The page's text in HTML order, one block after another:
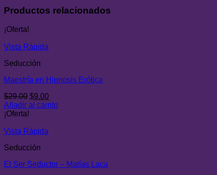
Productos relacionados
¡Oferta!
Vista Rápida
Seducción
Maestría en Hipnosis Erótica
$29.00 El
precio
$29.00.
$9.00El
precio
Añadir al carrito
¡Oferta!
Vista Rápida
Seducción
El Ser Seductor – Matías Laca